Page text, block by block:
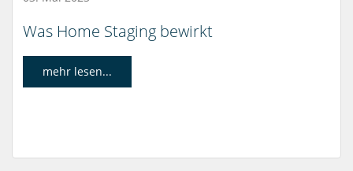
Was Home Staging bewirkt
mehr lesen...